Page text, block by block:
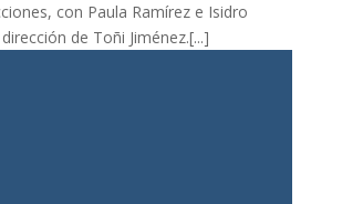
con Paula Ramírez e Isidro
de Toñi Jiménez.[...]